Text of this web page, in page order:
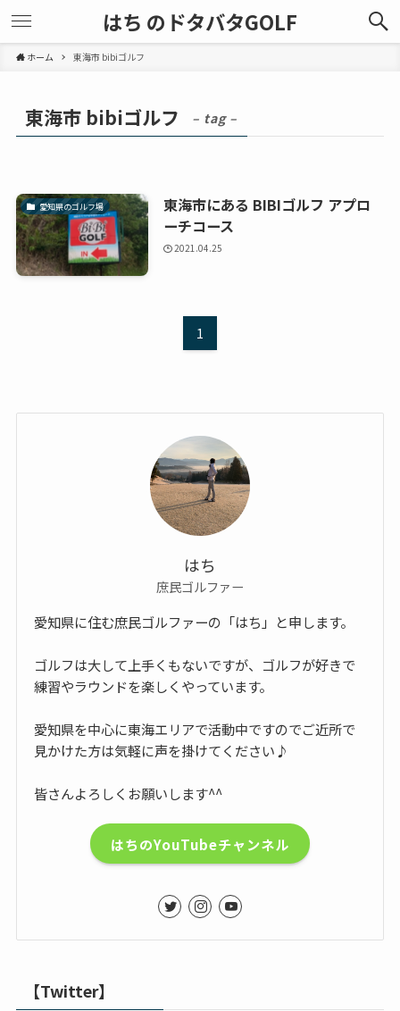
はち のドタバタGOLF
ホーム 東海市 bibiゴルフ
東海市 bibiゴルフ – tag –
愛知県のゴルフ場
東海市にある BIBIゴルフ アプロ
ーチコース
2021.04.25
1
はち
庶民ゴルファー
愛知県に住む庶民ゴルファーの「はち」と申します。
ゴルフは大して上手くもないですが、ゴルフが好きで
練習やラウンドを楽しくやっています。
愛知県を中心に東海エリアで活動中ですのでご近所で
見かけた方は気軽に声を掛けてください♪
皆さんよろしくお願いします^^
はちのYouTubeチャンネル
【Twitter】